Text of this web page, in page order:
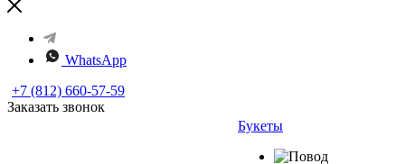
WhatsApp
+7 (812) 660-57-59
Заказать звонок
Букеты